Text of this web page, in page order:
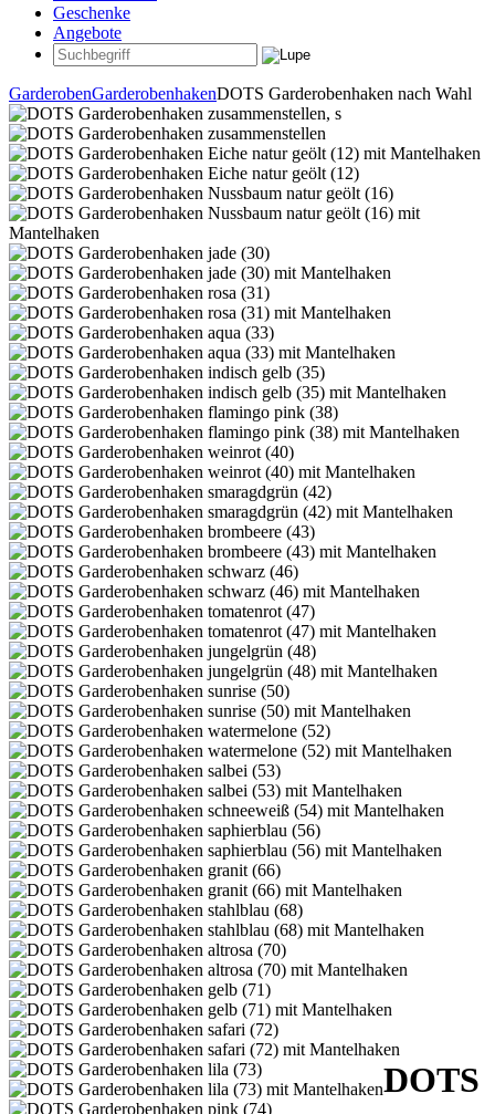
Geschenke
Angebote
GarderobenGarderobenhakenDOTS Garderobenhaken nach Wahl
DOTS